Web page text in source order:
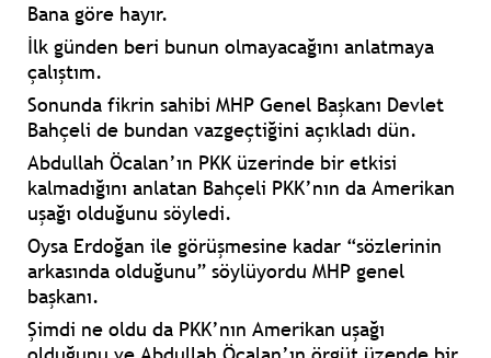
Bana göre hayır.
İlk günden beri bunun olmayacağını anlatmaya
çalıştım.
Sonunda fikrin sahibi MHP Genel Başkanı Devlet
Bahçeli de bundan vazgeçtiğini açıkladı dün.
Abdullah Öcalan’ın PKK üzerinde bir etkisi
kalmadığını anlatan Bahçeli PKK’nın da Amerikan
uşağı olduğunu söyledi.
Oysa Erdoğan ile görüşmesine kadar “sözlerinin
arkasında olduğunu” söylüyordu MHP genel
başkanı.
Şimdi ne oldu da PKK’nın Amerikan uşağı